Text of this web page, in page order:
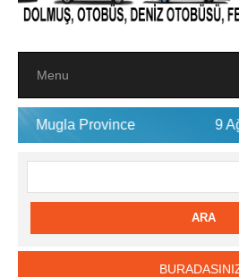
9 Ağu 36°C